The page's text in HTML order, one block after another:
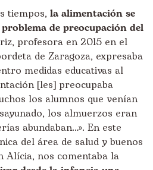
tiempos, la alimentación se
de preocupación del
profesora en 2015 en el
de Zaragoza, expresaba
medidas educativas al
[les] preocupaba
los alumnos que venían
los almuerzos eran
abundaban…». En este
del área de salud y buenos
Alícia, nos comentaba la